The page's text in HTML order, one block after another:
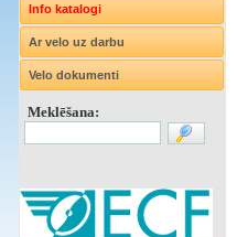
Info katalogi
Ar velo uz darbu
Velo dokumenti
Meklēšana: